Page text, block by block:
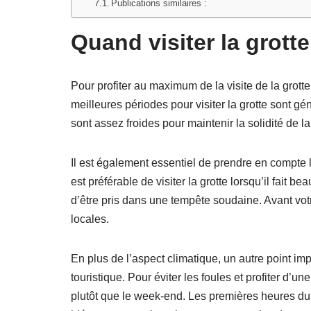
Publications similaires :
Quand visiter la
Pour profiter au maximum de la visite de la
meilleures périodes pour visiter la grotte sont
sont assez froides pour maintenir la solidité de
Il est également essentiel de prendre en
est préférable de visiter la grotte lorsqu’il fait
d’être pris dans une tempête soudaine. Avant
locales.
En plus de l’aspect climatique, un autre point
touristique. Pour éviter les foules et profiter
plutôt que le week-end. Les premières heures